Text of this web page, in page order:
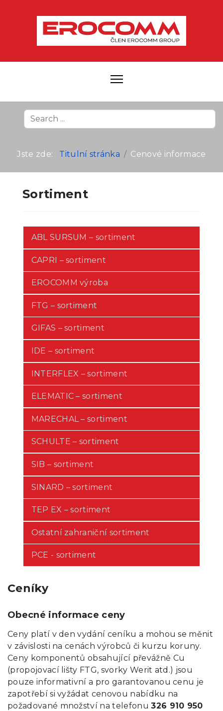
Search
...
Jste zde: Titulní stránka Cenové informace
Sortiment
ABL SURSUM – sortiment
CAPRI – sortiment
EROCOMM výroba
FTG – sortiment
GIFAS – sortiment
IDE – sortiment
INTERFLEX – sortiment
ELEMATIC – sortiment
MARECHAL – sortiment
SCHULTE – sortiment
SIB – sortiment
SINARD – sortiment
TEP EX – sortiment
Ostatní zahraniční sortiment
PCE - sortiment
Ceníky
Obecné informace ceny
Ceny platí v den vydání ceníku a mohou se měnit
v závislosti na cenách výrobců či kurzu koruny.
Ceny komponentů obsahující převážně Cu
(propojovací lišty FTG, svorky Werit atd.) jsou
pouze informativní a pro garantovanou cenu je
zapotřebí si vyžádat cenovou nabídku na
požadované množství na telefonu326 910 950